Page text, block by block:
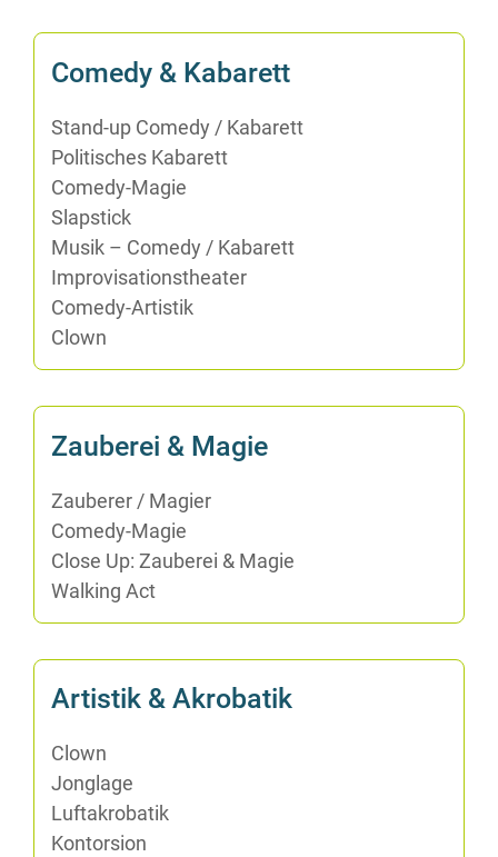
Co­me­dy & Kabarett
Stand-up Co­me­dy /​ Ka­ba­rett
Po­li­ti­sches Kabarett
Co­me­dy-Ma­gie
Slap­stick
Mu­sik – Co­me­dy /​ Ka­ba­rett
Im­pro­vi­sa­ti­ons­thea­ter
Co­me­dy-Ar­tis­tik
Clown
Zau­be­rei & Magie
Zau­be­rer /​ Ma­gi­er
Co­me­dy-Ma­gie
Clo­se Up: Zau­be­rei & Magie
Wal­king Act
Ar­tis­tik & Akrobatik
Clown
Jon­gla­ge
Luft­akro­ba­tik
Kon­tor­si­on